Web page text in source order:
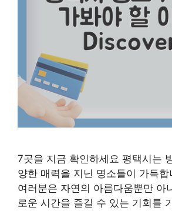
7곳을 지금 확인하세요 평택시는
양한 매력을 지닌 명소들이 가득합
여러분은 자연의 아름다움뿐만 아
로운 시간을 즐길 수 있는 기회를